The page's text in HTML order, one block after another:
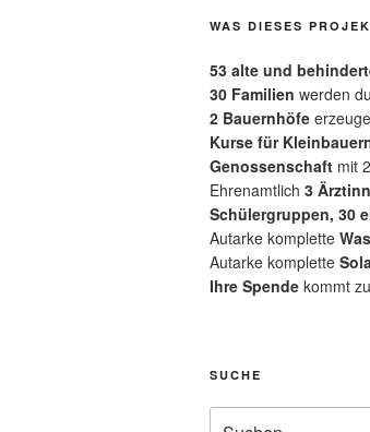
WAS DIESES
53 alte und
30 Familien werden
2 Bauernhöfe
Kurse für
Genossenschaft mit
Ehrenamtlich 3
Schülergruppen, 30
Autarke komplette
Autarke komplette
Ihre Spende kommt
SUCHE